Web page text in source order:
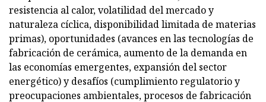
resistencia al calor, volatilidad del mercado y
naturaleza cíclica, disponibilidad limitada de materias
primas), oportunidades (avances en las tecnologías de
fabricación de cerámica, aumento de la demanda en
las economías emergentes, expansión del sector
energético) y desafíos (cumplimiento regulatorio y
preocupaciones ambientales, procesos de fabricación